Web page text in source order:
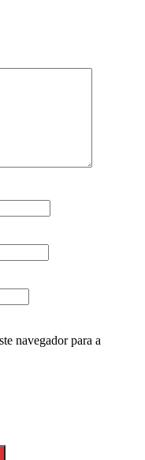
navegador para a